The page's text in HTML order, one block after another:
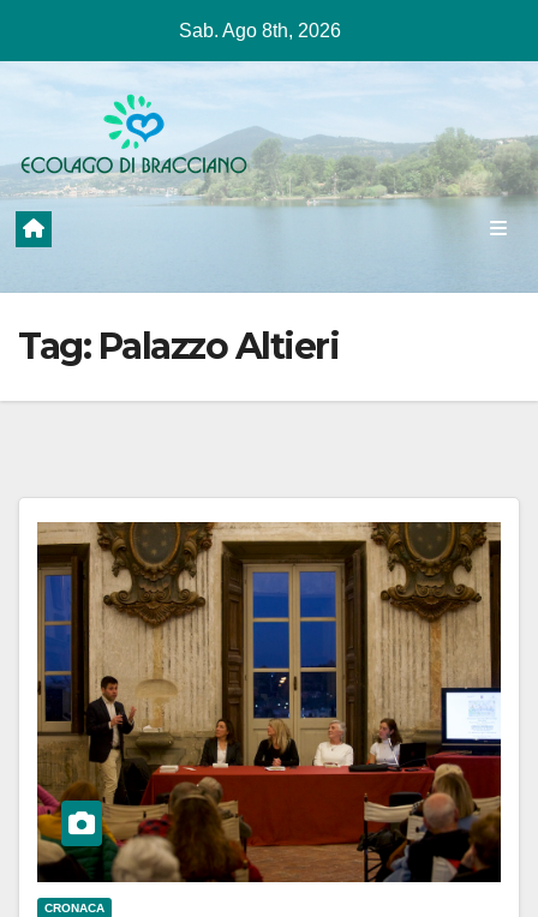
contenuto
Sab. Ago 8th, 2026
Tag: Palazzo Altieri
CRONACA